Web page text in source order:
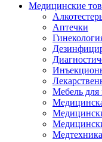
Медицинские
Аптечки
Мебель
Медтехника